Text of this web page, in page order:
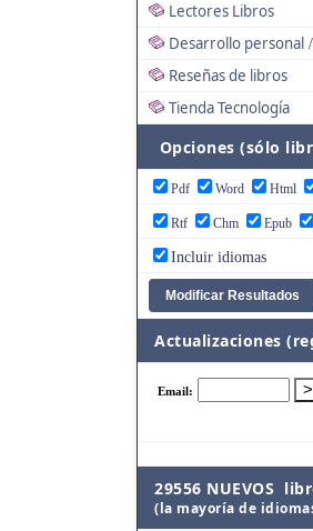
Lectores Libros
Desarrollo personal /
Reseñas de libros
Tienda Tecnología
Opciones (sólo
Pdf Word Html
Rtf Chm Epub
Incluir idiomas
Actualizaciones
29556 NUEVOS
(la mayoría de